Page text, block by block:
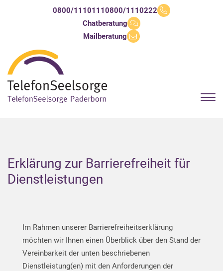
0800/11101110800/1110222
Chatberatung
Mailberatung
Erklärung zur Barrierefreiheit für
Dienstleistungen
Im Rahmen unserer Barrierefreiheitserklärung
möchten wir Ihnen einen Überblick über den Stand der
Vereinbarkeit der unten beschriebenen
Dienstleistung(en) mit den Anforderungen der